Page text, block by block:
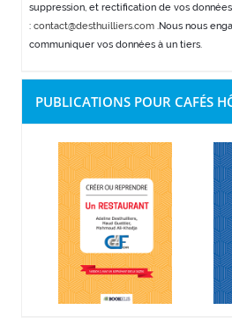
suppression, et rectification de vos
: contact@desthuilliers.com.Nous nous
communiquer vos données à un tiers.
PUBLICATIONS POUR CAFÉS